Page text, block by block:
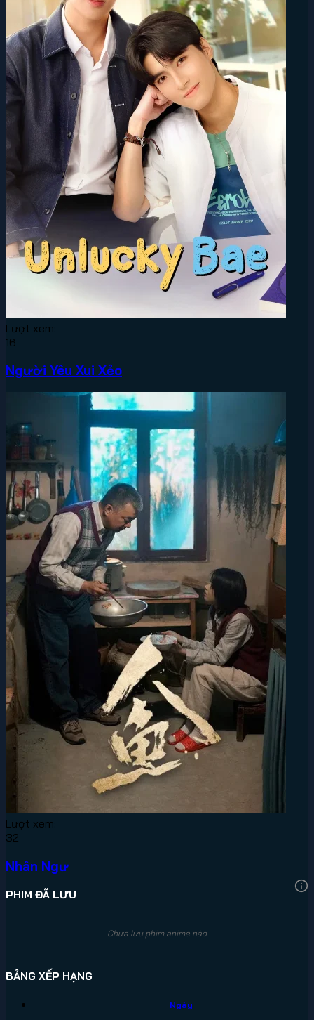
Lượt xem:
16
Người Yêu Xui Xẻo
Lượt xem:
32
Nhân Ngư
PHIM ĐÃ LƯU
Chưa lưu phim anime nào
BẢNG XẾP HẠNG
Ngày